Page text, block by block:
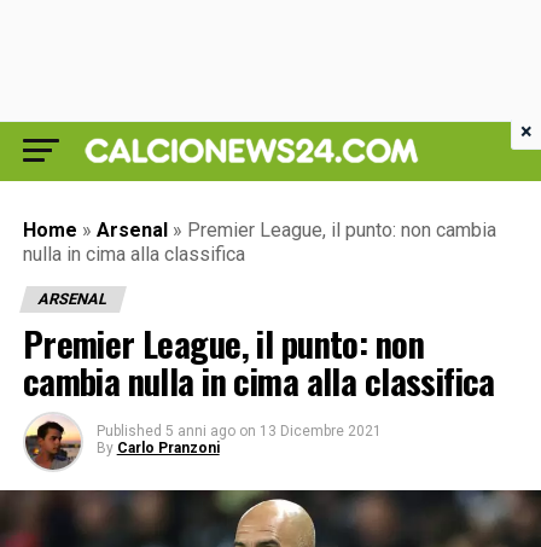
Home » Arsenal » Premier League, il punto: non cambia
nulla in cima alla classifica
ARSENAL
Premier League, il punto: non
cambia nulla in cima alla classifica
Published 5 anni ago on 13 Dicembre 2021
By Carlo Pranzoni
×